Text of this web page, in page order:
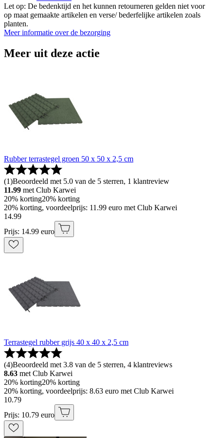
Let op: De bedenktijd en het kunnen retourneren gelden niet voor
op maat gemaakte artikelen en verse/ bederfelijke artikelen zoals
planten.
Meer informatie over de bezorging
Meer uit deze actie
Rubber terrastegel groen 50 x 50 x 2,5 cm
(1)Beoordeeld met 5.0 van de 5 sterren, 1 klantreview
11.99 met Club Karwei
20% korting20% korting
20% korting, voordeelprijs: 11.99 euro met Club Karwei
14.99
Prijs: 14.99 euro
Terrastegel rubber grijs 40 x 40 x 2,5 cm
(4)Beoordeeld met 3.8 van de 5 sterren, 4 klantreviews
8.63 met Club Karwei
20% korting20% korting
20% korting, voordeelprijs: 8.63 euro met Club Karwei
10.79
Prijs: 10.79 euro